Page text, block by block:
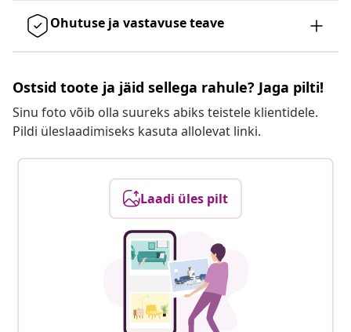
Ohutuse ja vastavuse teave
Ostsid toote ja jäid sellega rahule? Jaga pilti!
Sinu foto võib olla suureks abiks teistele klientidele.
Pildi üleslaadimiseks kasuta allolevat linki.
Laadi üles pilt